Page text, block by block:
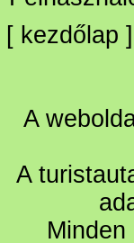
[ kezdőlap
A
A